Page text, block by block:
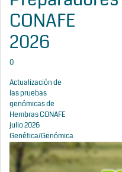
CONAFE
2026
0
Actualización de
las pruebas
genómicas de
Hembras CONAFE
julio 2026
Genética/Genómica